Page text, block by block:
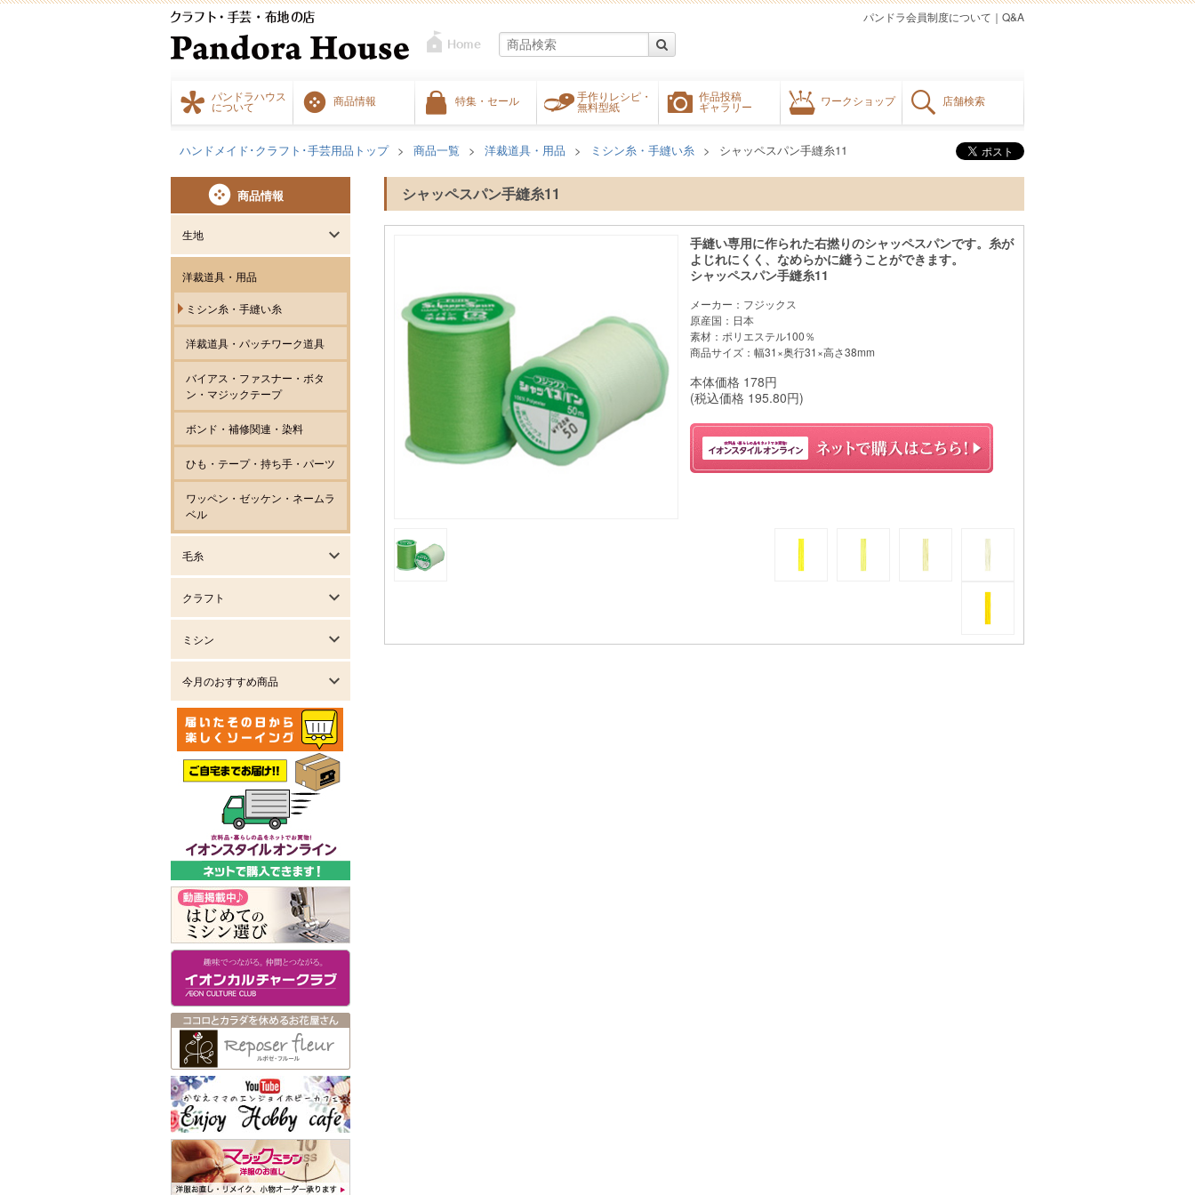
パンドラハウス
について
商品情報 特集・セール
手作りレシピ・
無料型紙
作品投稿
ギャラリー
ワークショップ 店舗検索
Q&A
｜
パンドラ会員制度について
ハンドメイド･クラフト･手芸用品トップ 商品一覧 洋裁道具・用品 ミシン糸・手縫い糸 シャッペスパン手縫糸11
シャッペスパン手縫糸11
手縫い専用に作られた右撚りのシャッペスパンです。糸が
よじれにくく、なめらかに縫うことができます。
シャッペスパン手縫糸11
メーカー：フジックス
原産国：日本
素材：ポリエステル100％
商品サイズ：幅31×奥行31×高さ38mm
本体価格 178円
(税込価格 195.80円)
商品情報
生地
洋裁道具・用品
ミシン糸・手縫い糸
洋裁道具・パッチワーク道具
バイアス・ファスナー・ボタ
ン・マジックテープ
ボンド・補修関連・染料
ひも・テープ・持ち手・パーツ
ワッペン・ゼッケン・ネームラ
ベル
毛糸
クラフト
ミシン
今月のおすすめ商品